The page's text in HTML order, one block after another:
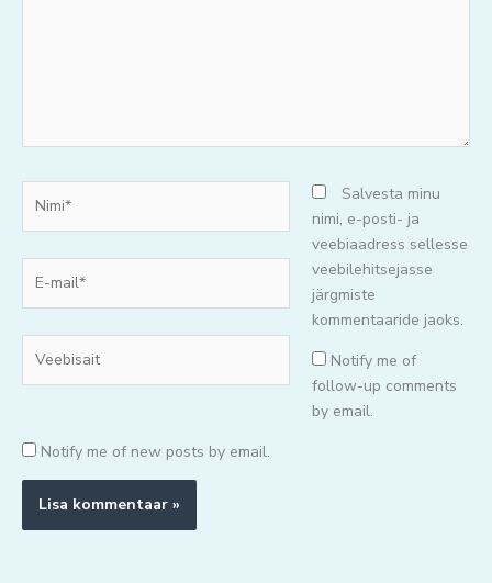
mail*
Salvesta minu
nimi, e-posti- ja
veebiaadress sellesse
veebilehitsejasse
järgmiste
kommentaaride jaoks.
Notify me of
follow-up comments
by email.
Notify me of new posts by email.